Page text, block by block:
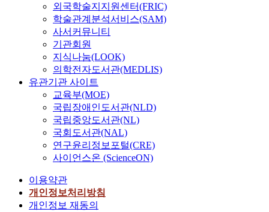
외국학술지지원센터(FRIC)
학술관계분석서비스(SAM)
사서커뮤니티
기관회원
지식나눔(LOOK)
의학전자도서관(MEDLIS)
유관기관 사이트
교육부(MOE)
국립장애인도서관(NLD)
국립중앙도서관(NL)
국회도서관(NAL)
연구윤리정보포털(CRE)
사이언스온 (ScienceON)
이용약관
개인정보처리방침
개인정보 재동의